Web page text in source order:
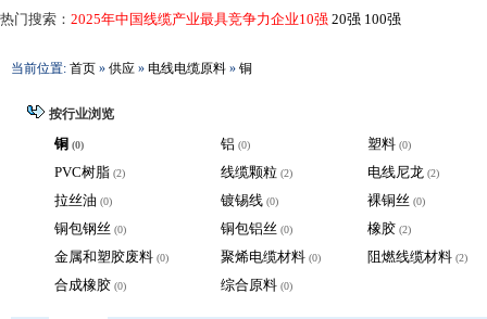
热门搜索： 2025年中国线缆产业最具竞争力企业10强 20强 100强
当前位置: 首页 » 供应 » 电线电缆原料 » 铜
按行业浏览
铜 (0) 铝 (0) 塑料 (0)
PVC树脂 (2) 线缆颗粒 (2) 电线尼龙 (2)
拉丝油 (0) 镀锡线 (0) 裸铜丝 (0)
铜包钢丝 (0) 铜包铝丝 (0) 橡胶 (2)
金属和塑胶废料 (0) 聚烯电缆材料 (0) 阻燃线缆材料 (2)
合成橡胶 (0) 综合原料 (0)